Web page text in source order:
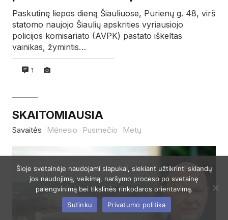
Paskutinę liepos dieną Šiauliuose, Purienų g. 48, virš
statomo naujojo Šiaulių apskrities vyriausiojo
policijos komisariato (AVPK) pastato iškeltas
vainikas, žymintis…
1
SKAITOMIAUSIA
Savaitės Mėnesio Pusmečio Metų
Šioje svetainėje naudojami slapukai, siekiant užtikrinti sklandų
jos naudojimą, veikimą, naršymo proceso po svetainę
palengvinimą bei tikslinės rinkodaros orientavimą.
Sutinku
Privatumo politika